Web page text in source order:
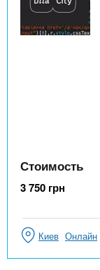
Стоимость
3 750 грн
Киев Онлайн